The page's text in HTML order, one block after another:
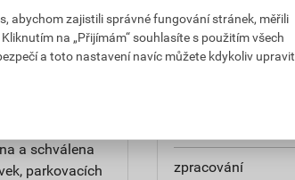
a schválena
parkovacích
spotřeba
zpracování
abychom zajistili správné fungování stránek, měřili
na „Přijímám“ souhlasíte s použitím všech
a toto nastavení navíc můžete kdykoliv upravit